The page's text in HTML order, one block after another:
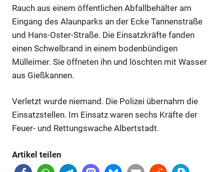
Anzeige
Anzeige
Rauch aus einem öffentlichen Abfallbehälter am
Eingang des Alaunparks an der Ecke Tannenstraße
und Hans-Oster-Straße. Die Einsatzkräfte fanden
einen Schwelbrand in einem bodenbündigen
Mülleimer. Sie öffneten ihn und löschten mit Wasser
aus Gießkannen.
Verletzt wurde niemand. Die Polizei übernahm die
Einsatzstellen. Im Einsatz waren sechs Kräfte der
Feuer- und Rettungswache Albertstadt.
Artikel teilen